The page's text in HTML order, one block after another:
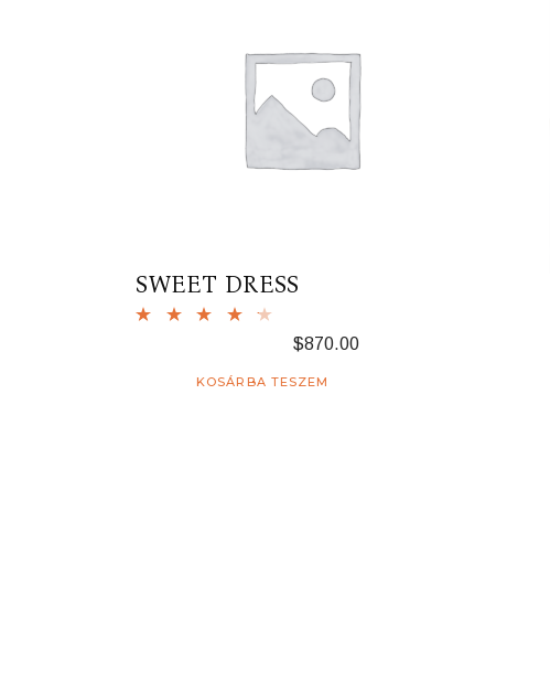
SWEET DRESS
$870.00
KOSÁRBA TESZEM